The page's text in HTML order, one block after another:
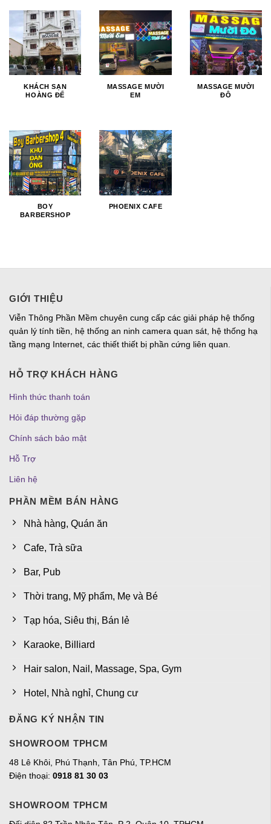
KHÁCH SẠN
HOÀNG ĐẾ
MASSAGE MƯỜI
EM
MASSAGE MƯỜI
ĐÔ
BOY
BARBERSHOP
PHOENIX CAFE
GIỚI THIỆU
Viễn Thông Phần Mềm chuyên cung cấp các giải pháp hệ thống
quản lý tính tiền, hệ thống an ninh camera quan sát, hệ thống hạ
tầng mạng Internet, các thiết thiết bị phần cứng liên quan.
HỖ TRỢ KHÁCH HÀNG
Hình thức thanh toán
Hỏi đáp thường gặp
Chính sách bảo mật
Hỗ Trợ
Liên hệ
PHẦN MỀM BÁN HÀNG
Nhà hàng, Quán ăn
Cafe, Trà sữa
Bar, Pub
Thời trang, Mỹ phẩm, Mẹ và Bé
Tạp hóa, Siêu thị, Bán lẻ
Karaoke, Billiard
Hair salon, Nail, Massage, Spa, Gym
Hotel, Nhà nghỉ, Chung cư
ĐĂNG KÝ NHẬN TIN
SHOWROOM TPHCM
48 Lê Khôi, Phú Thạnh, Tân Phú, TP.HCM
Điện thoại: 0918 81 30 03
SHOWROOM TPHCM